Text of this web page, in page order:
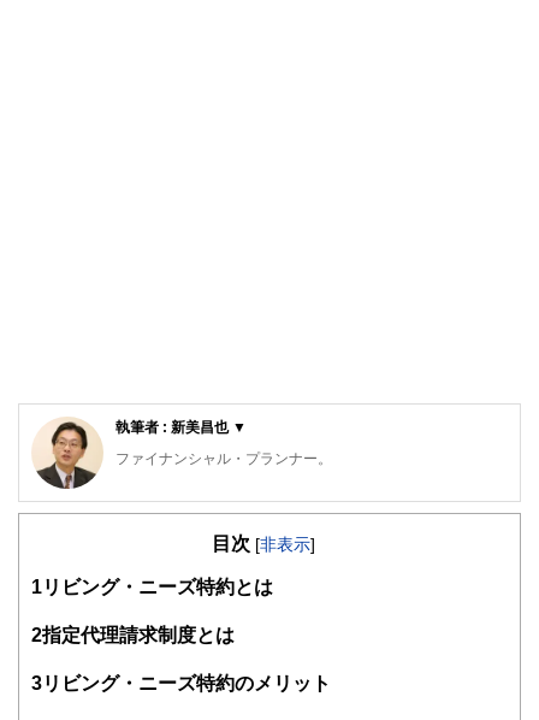
執筆者 : 新美昌也 ▼
ファイナンシャル・プランナー。
ライフプラン・キャッシュフロー分析に基づいた家計相談を
が多い。教育資金、住宅購入、年金、資産運用、保険、離婚
ている。教育資金をテーマにした講演は延べ800校以上の高
また、保険や介護のお金に詳しいファイナンシャル・プラン
る。共著に「これで安心！入院・介護のお金」（技術評論
社）がある。
目次 [非表示]
1リビング・ニーズ特約とは
2指定代理請求制度とは
3リビング・ニーズ特約のメリット